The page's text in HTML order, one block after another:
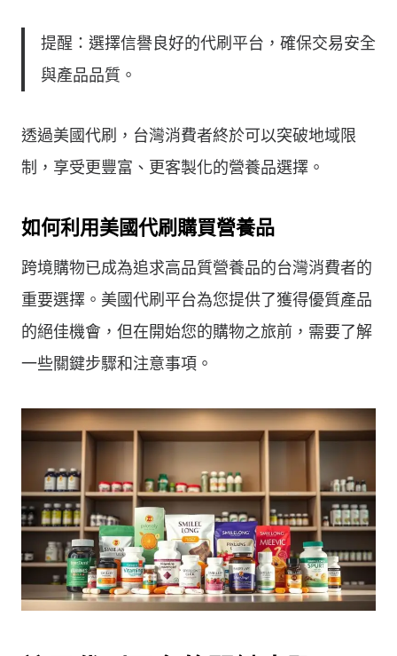
提醒：選擇信譽良好的代刷平台，確保交易安全
與產品品質。
透過美國代刷，台灣消費者終於可以突破地域限
制，享受更豐富、更客製化的營養品選擇。
如何利用美國代刷購買營養品
跨境購物已成為追求高品質營養品的台灣消費者的
重要選擇。美國代刷平台為您提供了獲得優質產品
的絕佳機會，但在開始您的購物之旅前，需要了解
一些關鍵步驟和注意事項。